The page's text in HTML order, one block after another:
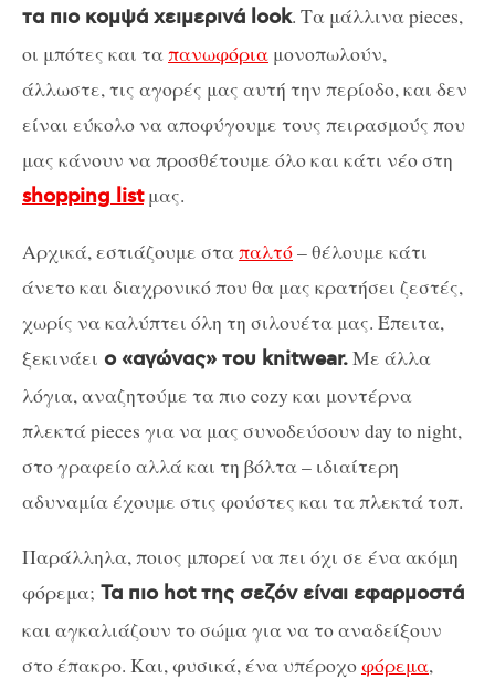
τα πιο κομψά χειμερινά look. Τα μάλλινα pieces,
οι μπότες και ταπανωφόρια μονοπωλούν,
άλλωστε, τις αγορές μας αυτή την περίοδο, και δεν
είναι εύκολο να αποφύγουμε τους πειρασμούς που
μας κάνουν να προσθέτουμε όλο και κάτι νέο στη
shopping listμας.
Αρχικά, εστιάζουμε σταπαλτό– θέλουμε κάτι
άνετο και διαχρονικό που θα μας κρατήσει ζεστές,
χωρίς να καλύπτει όλη τη σιλουέτα μας. Έπειτα,
ξεκινάει ο «αγώνας» του knitwear.Με άλλα
λόγια, αναζητούμε τα πιο cozy και μοντέρνα
πλεκτά pieces για να μας συνοδεύσουν day to night,
στο γραφείο αλλά και τη βόλτα – ιδιαίτερη
αδυναμία έχουμε στις φούστες και τα πλεκτά τοπ.
Παράλληλα, ποιος μπορεί να πει όχι σε ένα ακόμη
φόρεμα; Τα πιο hot της σεζόν είναι εφαρμοστά
και αγκαλιάζουν το σώμα για να το αναδείξουν
στο έπακρο. Και, φυσικά, ένα υπέροχοφόρεμα,